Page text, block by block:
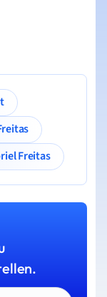
Freitas